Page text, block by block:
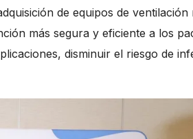
de equipos de
más segura y eficiente a los
disminuir el riesgo de